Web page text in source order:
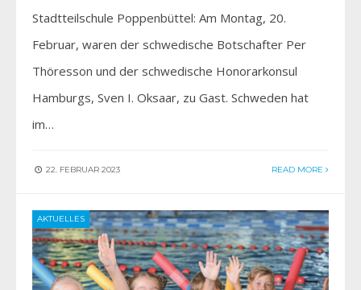
Stadtteilschule­ Poppenbüttel: Am Montag, 20.
Februar, waren der schwedische Botschafter Per
Thöresson und der schwedische Honorarkonsul
Hamburgs, Sven I. Oksaar, zu Gast. Schweden hat
im…
22. FEBRUAR 2023 READ MORE
AKTUELLES